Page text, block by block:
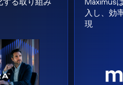
入し、効
現